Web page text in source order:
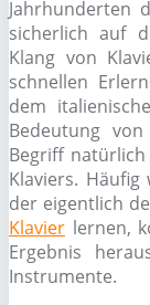
Jahrhunderten
sicherlich auf
Klang von
schnellen
dem
Bedeutung
Begriff
Klaviers.
der eigentlich
Klavier lernen,
Ergebnis
Instrumente.